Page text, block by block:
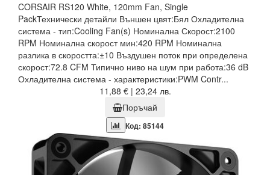
CORSAIR RS120 White, 120mm Fan, Single
PackТехнически детайли Външен цвят:Бял Охладителна
система - тип:Cooling Fan(s) Номинална Скорост:2100
RPM Номинална скорост мин:420 RPM Номинална
разлика в скоростта:±10 Въздушен поток при определена
скорост:72.8 CFM Типично ниво на шум при работа:36 dB
Охладителна система - характеристики:PWM Contr...
11,88 € | 23,24 лв.
Поръчай
Код: 85144